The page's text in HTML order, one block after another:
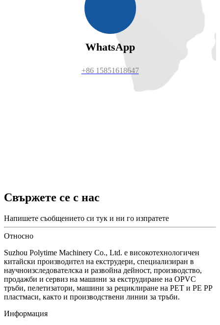
WhatsApp
+86 15851618647
Свържете се с нас
Напишете съобщението си тук и ни го изпратете
Относно
Suzhou Polytime Machinery Co., Ltd. е високотехнологичен
китайски производител на екструдери, специализиран в
научноизследователска и развойна дейност, производство,
продажби и сервиз на машини за екструдиране на OPVC
тръби, пелетизатори, машини за рециклиране на PET и PE PP
пластмаси, както и производствени линии за тръби.
Информация